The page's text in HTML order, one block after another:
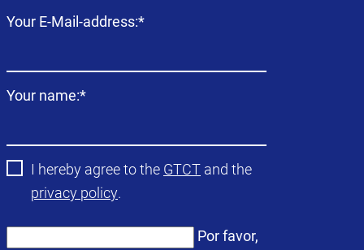
Campo
Your E-Mail-address:*
Campo
Your name:*
I hereby agree to the GTCT and the
privacy policy.
Por favor,